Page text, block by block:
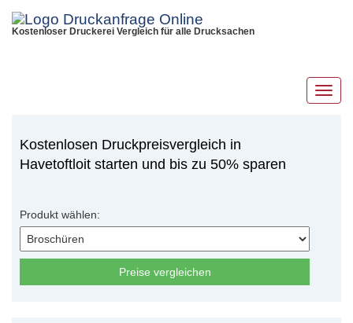
Kostenloser Druckerei Vergleich für alle Drucksachen
Kostenlosen Druckpreisvergleich in
Havetoftloit starten und bis zu 50% sparen
Produkt wählen:
Preise vergleichen